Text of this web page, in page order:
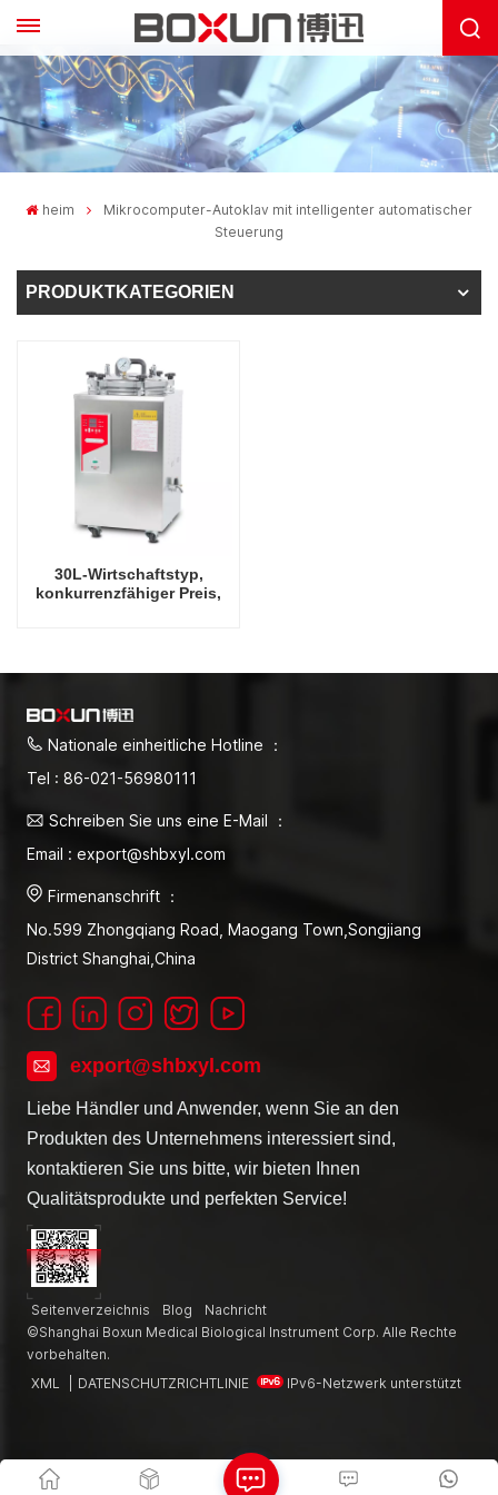
heim
Mikrocomputer-Autoklav mit intelligenter automatischer
Steuerung
PRODUKTKATEGORIEN
30L-Wirtschaftstyp,
konkurrenzfähiger Preis,
Nationale einheitliche Hotline ：
Tel : 86-021-56980111
Schreiben Sie uns eine E-Mail ：
Email : export@shbxyl.com
Firmenanschrift ：
No.599 Zhongqiang Road, Maogang Town,Songjiang
District Shanghai,China
export@shbxyl.com
Liebe Händler und Anwender, wenn Sie an den
Produkten des Unternehmens interessiert sind,
kontaktieren Sie uns bitte, wir bieten Ihnen
Qualitätsprodukte und perfekten Service!
Seitenverzeichnis Blog
Nachricht
©Shanghai Boxun Medical Biological Instrument Corp. Alle Rechte
vorbehalten.
XML
DATENSCHUTZRICHTLINIE IPv6-Netzwerk unterstützt